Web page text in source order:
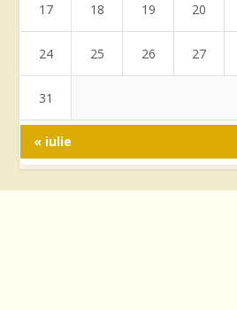
17 18 19 20
24 25 26 27
31
« iulie